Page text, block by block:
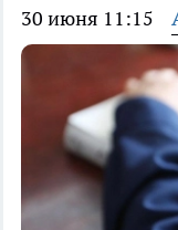
30 июня 11:15